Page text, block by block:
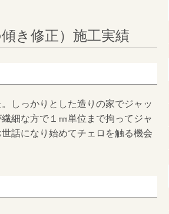
き修正）施工実績
しっかりとした造りの家でジャッ
細な方で１㎜単位まで拘ってジャ
話になり始めてチェロを触る機会